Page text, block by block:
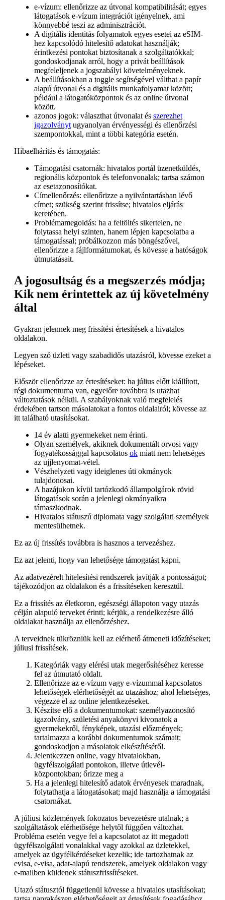
e-vízum: ellenőrizze az útvonal kompatibilitását; egyes
látogatások e-vízum integrációt igényelnek, ami
könnyebbé teszi az adminisztrációt.
A digitális identitás folyamatok egyes esetei az eSIM-
hez kapcsolódó hitelesítő adatokat használják;
érintkezési pontokat biztosítanak a szolgáltatókkal;
gondoskodjanak arról, hogy a privát beállítások
megfeleljenek a jogszabályi követelményeknek.
A beállításokban a toggle segítségével válthat a papír
alapú útvonal és a digitális munkafolyamat között;
például a látogatóközpontok és az online útvonal
között.
azonos jogok: választhat útvonalat és szerezhet
igazolványt ugyanolyan érvényességi és ellenőrzési
szempontokkal, mint a többi kategória esetén.
Hibaelhárítás és támogatás:
Támogatási csatornák: hivatalos portál üzenetküldés,
regionális központok és telefonvonalak; tartsa számon
az esetazonosítókat.
Címellenőrzés: ellenőrizze a nyilvántartásban lévő
címet; szükség szerint frissítse; hivatalos eljárás
keretében.
Problémamegoldás: ha a feltöltés sikertelen, ne
folytassa helyi szinten, hanem lépjen kapcsolatba a
támogatással; próbálkozzon más böngészővel,
ellenőrizze a fájlformátumokat, és kövesse a hatóságok
útmutatásait.
A jogosultság és a megszerzés módja;
Kik nem érintettek az új követelmény
által
Gyakran jelennek meg frissítési értesítések a hivatalos
oldalakon.
Legyen szó üzleti vagy szabadidős utazásról, kövesse ezeket a
lépéseket.
Először ellenőrizze az értesítéseket: ha július előtt kiállított,
régi dokumentuma van, egyelőre továbbra is utazhat
változtatások nélkül. A szabályoknak való megfelelés
érdekében tartson másolatokat a fontos oldalairól; kövesse az
itt található utasításokat.
14 év alatti gyermekeket nem érinti.
Olyan személyek, akiknek dokumentált orvosi vagy
fogyatékossággal kapcsolatos ok miatt nem lehetséges
az ujjlenyomat-vétel.
Vészhelyzeti vagy ideiglenes úti okmányok
tulajdonosai.
A hazájukon kívül tartózkodó állampolgárok rövid
látogatások során a jelenlegi okmányaikra
támaszkodnak.
Hivatalos státuszú diplomata vagy szolgálati személyek
mentesülhetnek.
Ez az új frissítés továbbra is hasznos a tervezéshez.
Ez azt jelenti, hogy van lehetősége támogatást kapni.
Az adatvezérelt hitelesítési rendszerek javítják a pontosságot;
tájékozódjon az oldalakon és a frissítéseken keresztül.
Ez a frissítés az életkoron, egészségi állapoton vagy utazás
célján alapuló terveket érinti; kérjük, a rendelkezésre álló
oldalakat használja az ellenőrzéshez.
A terveidnek tükrözniük kell az elérhető átmeneti időzítéseket;
júliusi frissítések.
Kategóriák vagy elérési utak megerősítéséhez keresse
fel az útmutató oldalt.
Ellenőrizze az e-vízum vagy e-vízummal kapcsolatos
lehetőségek elérhetőségét az utazáshoz; ahol lehetséges,
végezze el az online jelentkezéseket.
Készítse elő a dokumentumokat: személyazonosító
igazolvány, születési anyakönyvi kivonatok a
gyermekekről, fényképek, utazási előzmények;
tartalmazza a korábbi dokumentumok számait;
gondoskodjon a másolatok elkészítéséről.
Jelentkezzen online, vagy hivatalokban,
ügyfélszolgálati pontokon, illetve útlevél-
központokban; őrizze meg a
Ha a jelenlegi hitelesítő adatok érvényesek maradnak,
folytathatja a látogatásokat; majd használja a támogatási
csatornákat.
A júliusi közlemények fokozatos bevezetésre utalnak; a
szolgáltatások elérhetősége helytől függően változhat.
Probléma esetén vegye fel a kapcsolatot az itt megadott
ügyfélszolgálati vonalakkal vagy azokkal az üzletekkel,
amelyek az ügyfélkérdéseket kezelik; ide tartozhatnak az
evisa, e-visa, adat-alapú rendszerek, amelyek oldalakon vagy
e-mailben küldenek státuszfrissítéseket.
Utazó státusztól függetlenül kövesse a hivatalos utasításokat;